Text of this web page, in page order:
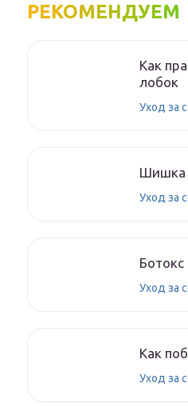
РЕКОМЕНДУЕМ
Как
лобок
Уход за
Шишка
Уход за
Уход за
Как
Уход за